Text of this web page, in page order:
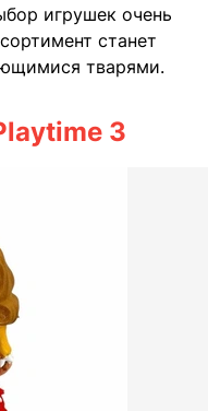
игрушек очень
станет
тварями.
3